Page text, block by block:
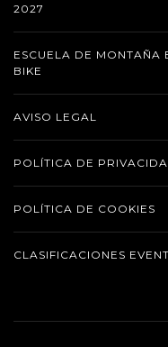
2027
ESCUELA DE MONTAÑA
BIKE
AVISO LEGAL
POLÍTICA DE
POLÍTICA DE COOKIES
CLASIFICACIONES